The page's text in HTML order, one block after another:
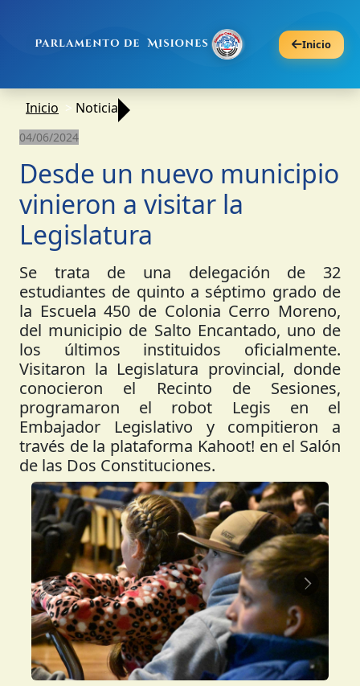
Inicio
Inicio Noticia
04/06/2024
Desde un nuevo municipio
vinieron a visitar la
Legislatura
Se trata de una delegación de 32
estudiantes de quinto a séptimo grado de
la Escuela 450 de Colonia Cerro Moreno,
del municipio de Salto Encantado, uno de
los últimos instituidos oficialmente.
Visitaron la Legislatura provincial, donde
conocieron el Recinto de Sesiones,
programaron el robot Legis en el
Embajador Legislativo y compitieron a
través de la plataforma Kahoot! en el Salón
de las Dos Constituciones.
Anterior